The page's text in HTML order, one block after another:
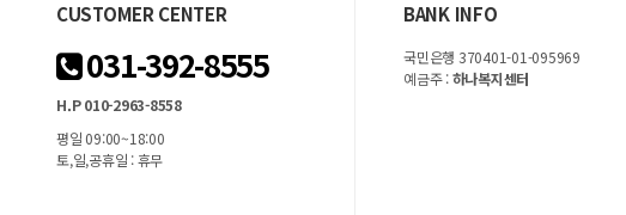
CUSTOMER CENTER
031-392-8555
H.P 010-2963-8558
평일 09:00~18:00
토,일,공휴일 : 휴무
BANK INFO
국민은행 370401-01-095969
예금주 :하나복지센터